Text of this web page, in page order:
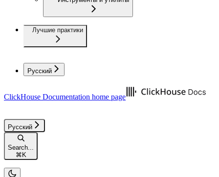
Лучшие практики
Русский
ClickHouse Documentation home page
Русский
Search...
⌘ K